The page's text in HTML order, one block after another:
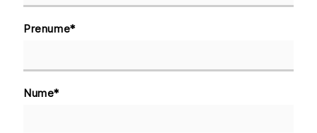
Prenume*
Nume*